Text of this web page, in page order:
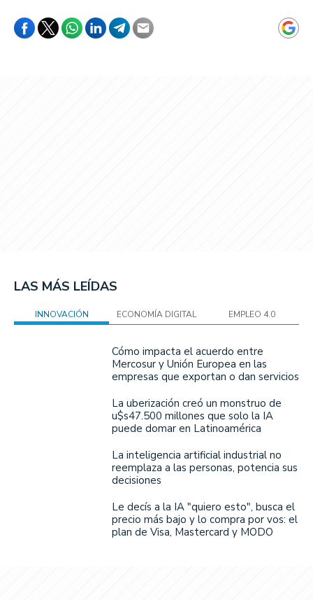
LAS MÁS LEÍDAS
INNOVACIÓN ECONOMÍA DIGITAL EMPLEO 4.0
Cómo impacta el acuerdo entre
Mercosur y Unión Europea en las
empresas que exportan o dan servicios
La uberización creó un monstruo de
u$s47.500 millones que solo la IA
puede domar en Latinoamérica
La inteligencia artificial industrial no
reemplaza a las personas, potencia sus
decisiones
Le decís a la IA "quiero esto", busca el
precio más bajo y lo compra por vos: el
plan de Visa, Mastercard y MODO